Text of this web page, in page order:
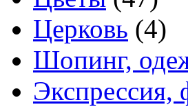
Церковь (4)
Шопинг,
Экспрессия,